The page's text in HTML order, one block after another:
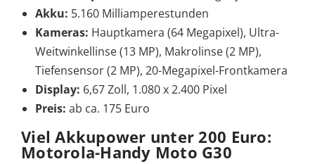
Akku: 5.160 Milliamperestunden
Kameras: Hauptkamera (64 Megapixel), Ultra-
Weitwinkellinse (13 MP), Makrolinse (2 MP),
Tiefensensor (2 MP), 20-Megapixel-Frontkamera
Display: 6,67 Zoll, 1.080 x 2.400 Pixel
Preis: ab ca. 175 Euro
Viel Akkupower unter 200 Euro:
Motorola-Handy Moto G30